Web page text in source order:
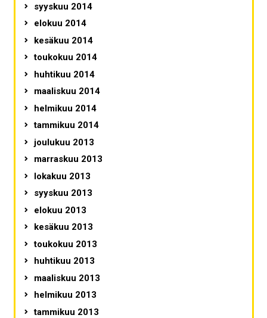
syyskuu 2014
elokuu 2014
kesäkuu 2014
toukokuu 2014
huhtikuu 2014
maaliskuu 2014
helmikuu 2014
tammikuu 2014
joulukuu 2013
marraskuu 2013
lokakuu 2013
syyskuu 2013
elokuu 2013
kesäkuu 2013
toukokuu 2013
huhtikuu 2013
maaliskuu 2013
helmikuu 2013
tammikuu 2013